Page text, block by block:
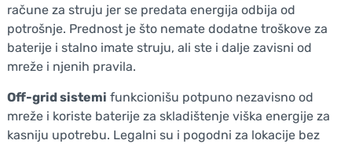
račune za struju jer se predata energija odbija od
potrošnje. Prednost je što nemate dodatne troškove za
baterije i stalno imate struju, ali ste i dalje zavisni od
mreže i njenih pravila.
Off-grid sistemi funkcionišu potpuno nezavisno od
mreže i koriste baterije za skladištenje viška energije za
kasniju upotrebu. Legalni su i pogodni za lokacije bez